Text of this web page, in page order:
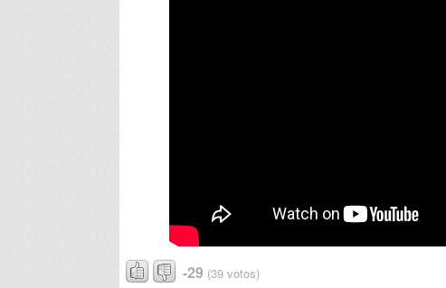
-29 (39 votos)